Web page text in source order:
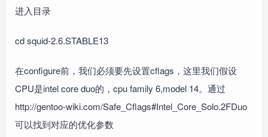
进入目录
cd squid-2.6.STABLE13
在configure前，我们必须要先设置cflags，这里我们假设
CPU是intel core duo的，cpu family 6,model 14。通过
http://gentoo-wiki.com/Safe_Cflags#Intel_Core_Solo.2FDuo
可以找到对应的优化参数